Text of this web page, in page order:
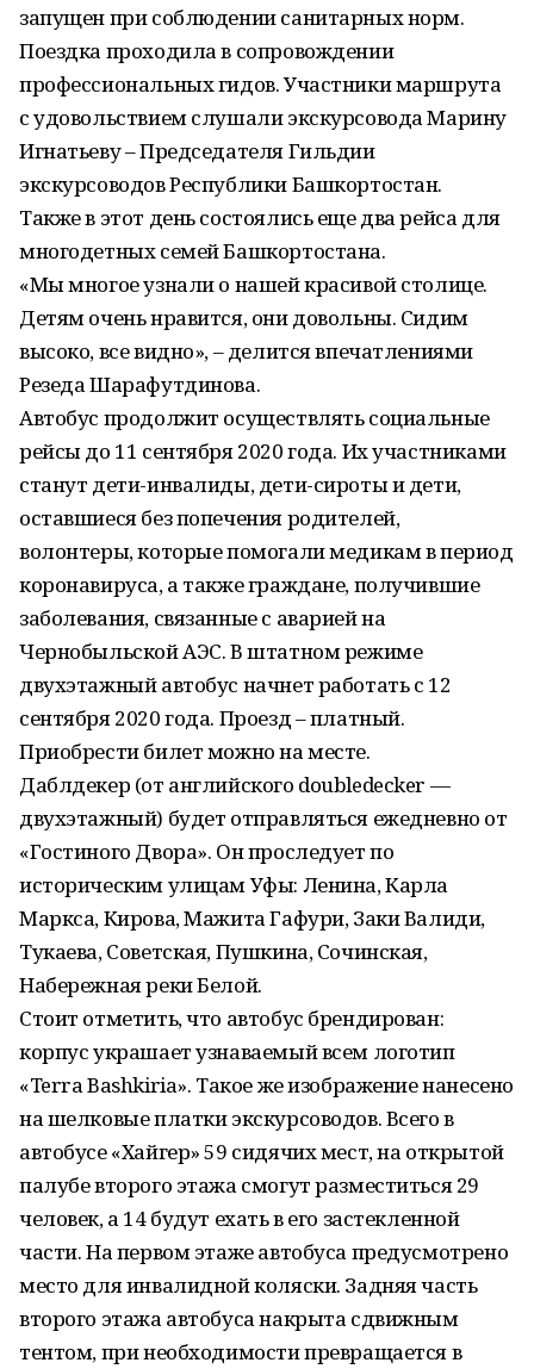
запущен при соблюдении санитарных норм.
Поездка проходила в сопровождении
профессиональных гидов. Участники маршрута
с удовольствием слушали экскурсовода Марину
Игнатьеву – Председателя Гильдии
экскурсоводов Республики Башкортостан.
Также в этот день состоялись еще два рейса для
многодетных семей Башкортостана.
«Мы многое узнали о нашей красивой столице.
Детям очень нравится, они довольны. Сидим
высоко, все видно», – делится впечатлениями
Резеда Шарафутдинова.
Автобус продолжит осуществлять социальные
рейсы до 11 сентября 2020 года. Их участниками
станут дети-инвалиды, дети-сироты и дети,
оставшиеся без попечения родителей,
волонтеры, которые помогали медикам в период
коронавируса, а также граждане, получившие
заболевания, связанные с аварией на
Чернобыльской АЭС. В штатном режиме
двухэтажный автобус начнет работать с 12
сентября 2020 года. Проезд – платный.
Приобрести билет можно на месте.
Даблдекер (от английского doubledecker —
двухэтажный) будет отправляться ежедневно от
«Гостиного Двора». Он проследует по
историческим улицам Уфы: Ленина, Карла
Маркса, Кирова, Мажита Гафури, Заки Валиди,
Тукаева, Советская, Пушкина, Сочинская,
Набережная реки Белой.
Стоит отметить, что автобус брендирован:
корпус украшает узнаваемый всем логотип
«Terra Bashkiria». Такое же изображение нанесено
на шелковые платки экскурсоводов. Всего в
автобусе «Хайгер» 59 сидячих мест, на открытой
палубе второго этажа смогут разместиться 29
человек, а 14 будут ехать в его застекленной
части. На первом этаже автобуса предусмотрено
место для инвалидной коляски. Задняя часть
второго этажа автобуса накрыта сдвижным
тентом, при необходимости превращается в